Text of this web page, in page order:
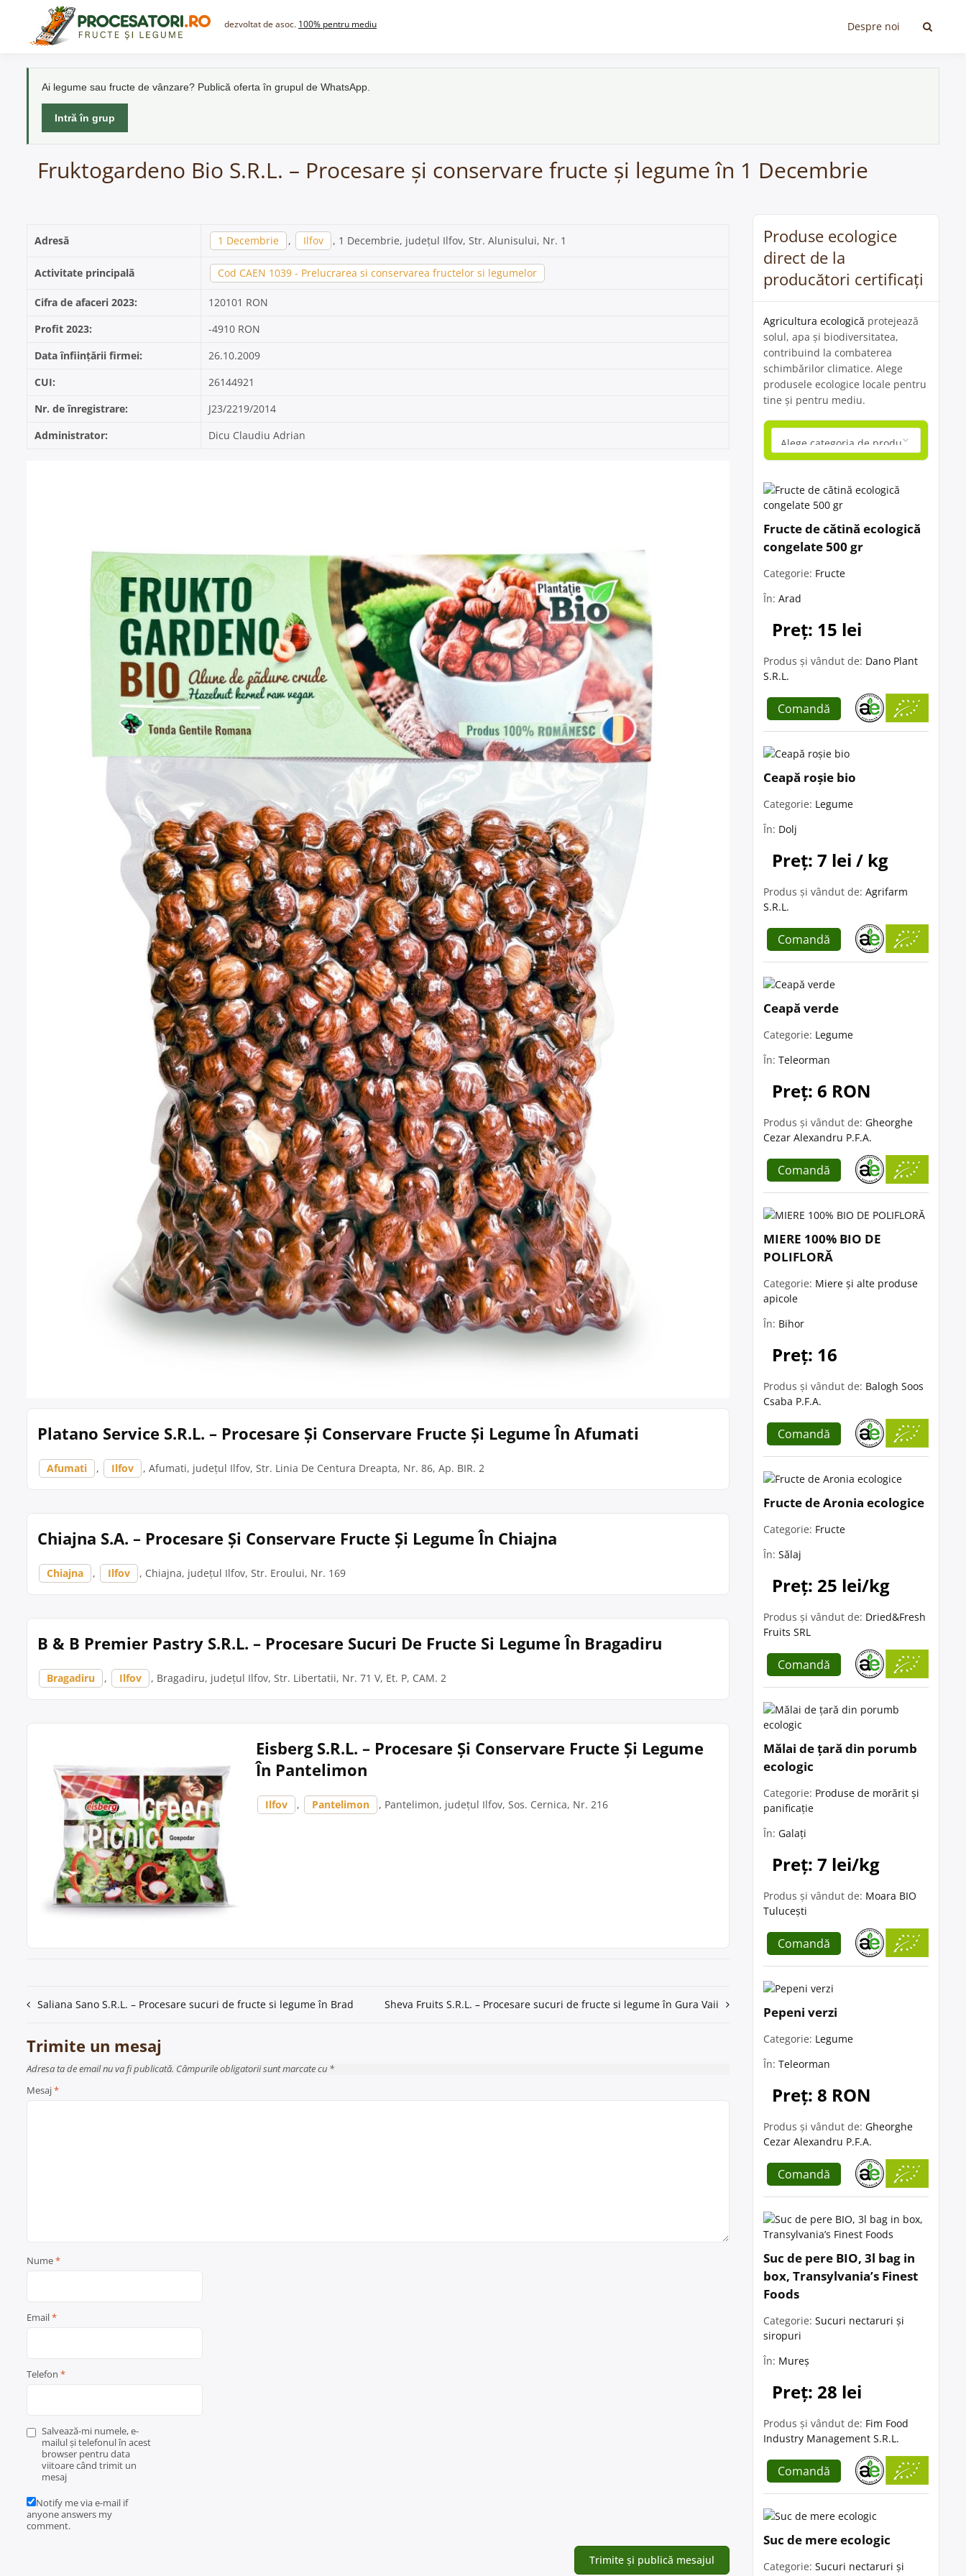
content
dezvoltat de asoc. 100% pentru mediu Despre noi
Ai legume sau fructe de vânzare? Publică oferta în grupul de WhatsApp.
Intră în grup
Fruktogardeno Bio S.R.L. – Procesare și conservare fructe și legume în 1 Decembrie
Adresă 1 Decembrie , Ilfov , 1 Decembrie, județul Ilfov, Str. Alunisului, Nr. 1
Activitate principală Cod CAEN 1039 - Prelucrarea si conservarea fructelor si legumelor
Cifra de afaceri 2023:
120101 RON
Profit 2023:
-4910 RON
Data înființării firmei:
26.10.2009
CUI:
26144921
Nr. de înregistrare:
J23/2219/2014
Administrator:
Dicu Claudiu Adrian
Platano Service S.R.L. – Procesare Și Conservare Fructe Și Legume În Afumati
Afumati , Ilfov , Afumati, județul Ilfov, Str. Linia De Centura Dreapta, Nr. 86, Ap. BIR. 2
Chiajna S.A. – Procesare Și Conservare Fructe Și Legume În Chiajna
Chiajna , Ilfov , Chiajna, județul Ilfov, Str. Eroului, Nr. 169
B & B Premier Pastry S.R.L. – Procesare Sucuri De Fructe Si Legume În Bragadiru
Bragadiru , Ilfov , Bragadiru, județul Ilfov, Str. Libertatii, Nr. 71 V, Et. P, CAM. 2
Eisberg S.R.L. – Procesare Și Conservare Fructe Și Legume
În Pantelimon
Ilfov , Pantelimon , Pantelimon, județul Ilfov, Sos. Cernica, Nr. 216
Navigare
articole
Saliana Sano S.R.L. – Procesare sucuri de fructe si legume în Brad Sheva Fruits S.R.L. – Procesare sucuri de fructe si legume în Gura Vaii
Trimite un mesaj
Adresa ta de email nu va fi publicată. Câmpurile obligatorii sunt marcate cu *
Mesaj*
Nume*
Email*
Telefon *
Salvează-mi numele, e-
mailul și telefonul în acest
browser pentru data
viitoare când trimit un
mesaj
Notify me via e-mail if
anyone answers my
comment.
Produse ecologice
direct de la
producători certificați
Agricultura ecologică protejează
solul, apa și biodiversitatea,
contribuind la combaterea
schimbărilor climatice. Alege
produsele ecologice locale pentru
tine și pentru mediu.
Fructe de cătină ecologică
congelate 500 gr
Categorie: Fructe
În: Arad
Preț: 15 lei
Produs și vândut de: Dano Plant
S.R.L.
Comandă
Ceapă roșie bio
Categorie: Legume
În: Dolj
Preț: 7 lei / kg
Produs și vândut de: Agrifarm
S.R.L.
Comandă
Ceapă verde
Categorie: Legume
În: Teleorman
Preț: 6 RON
Produs și vândut de: Gheorghe
Cezar Alexandru P.F.A.
Comandă
MIERE 100% BIO DE
POLIFLORĂ
Categorie: Miere și alte produse
apicole
În: Bihor
Preț: 16
Produs și vândut de: Balogh Soos
Csaba P.F.A.
Comandă
Fructe de Aronia ecologice
Categorie: Fructe
În: Sălaj
Preț: 25 lei/kg
Produs și vândut de: Dried&Fresh
Fruits SRL
Comandă
Mălai de țară din porumb
ecologic
Categorie: Produse de morărit și
panificație
În: Galați
Preț: 7 lei/kg
Produs și vândut de: Moara BIO
Tulucești
Comandă
Pepeni verzi
Categorie: Legume
În: Teleorman
Preț: 8 RON
Produs și vândut de: Gheorghe
Cezar Alexandru P.F.A.
Comandă
Suc de pere BIO, 3l bag in
box, Transylvania’s Finest
Foods
Categorie: Sucuri nectaruri și
siropuri
În: Mureș
Preț: 28 lei
Produs și vândut de: Fim Food
Industry Management S.R.L.
Comandă
Suc de mere ecologic
Categorie: Sucuri nectaruri și